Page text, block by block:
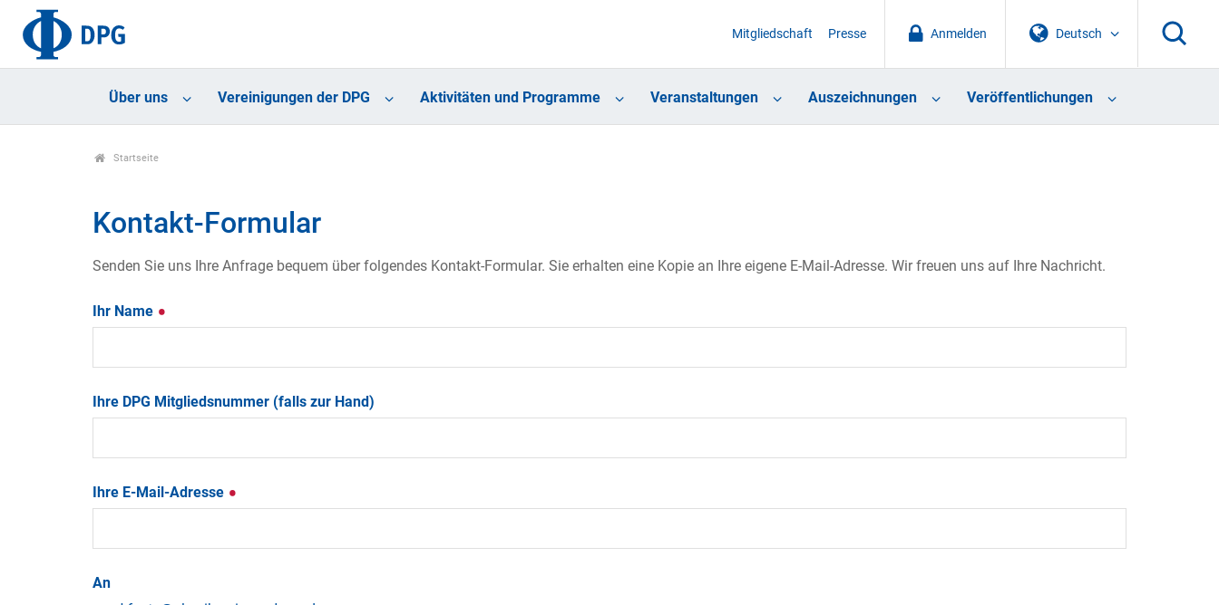
Deutsch
Anmelden
Mitgliedschaft Presse
Über uns Vereinigungen der DPG Aktivitäten und Programme Veranstaltungen Auszeichnungen Veröffentlichungen
Startseite
Kontakt-Formular
Senden Sie uns Ihre Anfrage bequem über folgendes Kontakt-Formular. Sie erhalten eine Kopie an Ihre eigene E-Mail-Adresse. Wir freuen uns auf Ihre Nachricht.
Ihr Name
Ihre DPG Mitgliedsnummer (falls zur Hand)
Ihre E-Mail-Adresse
An